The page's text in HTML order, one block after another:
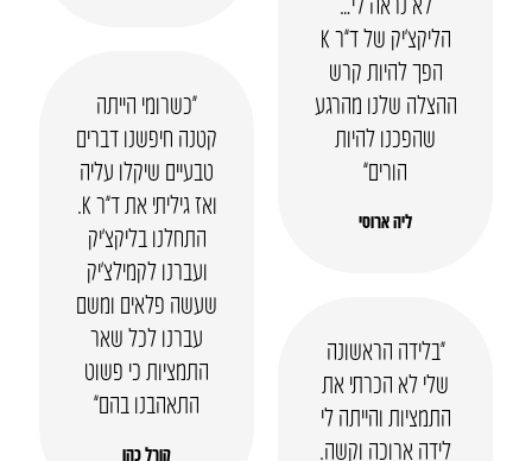
הליקצ’יק של ד”ר K
הפך להיות קרש
ההצלה שלנו מהרגע
שהפכנו להיות
הורים”
ליה ארוסי
“כשרומי הייתה
קטנה חיפשנו דברים
טבעיים שיקלו עליה
ואז גיליתי את ד”ר K.
התחלנו בליקצ’יק
ועברנו לקמילצ’יק
שעשה פלאים ומשם
עברנו לכל שאר
התמציות כי פשוט
התאהבנו בהם”
קורל כהן
“בלידה הראשונה
שלי לא הכרתי את
התמציות והייתה לי
לידה ארוכה וקשה.